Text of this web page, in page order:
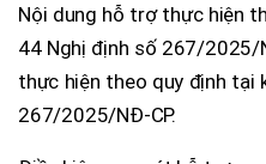
Nội dung hỗ trợ thực hiện
44 Nghị định số 267/2025/
thực hiện theo quy định tại
267/2025/NĐ-CP.